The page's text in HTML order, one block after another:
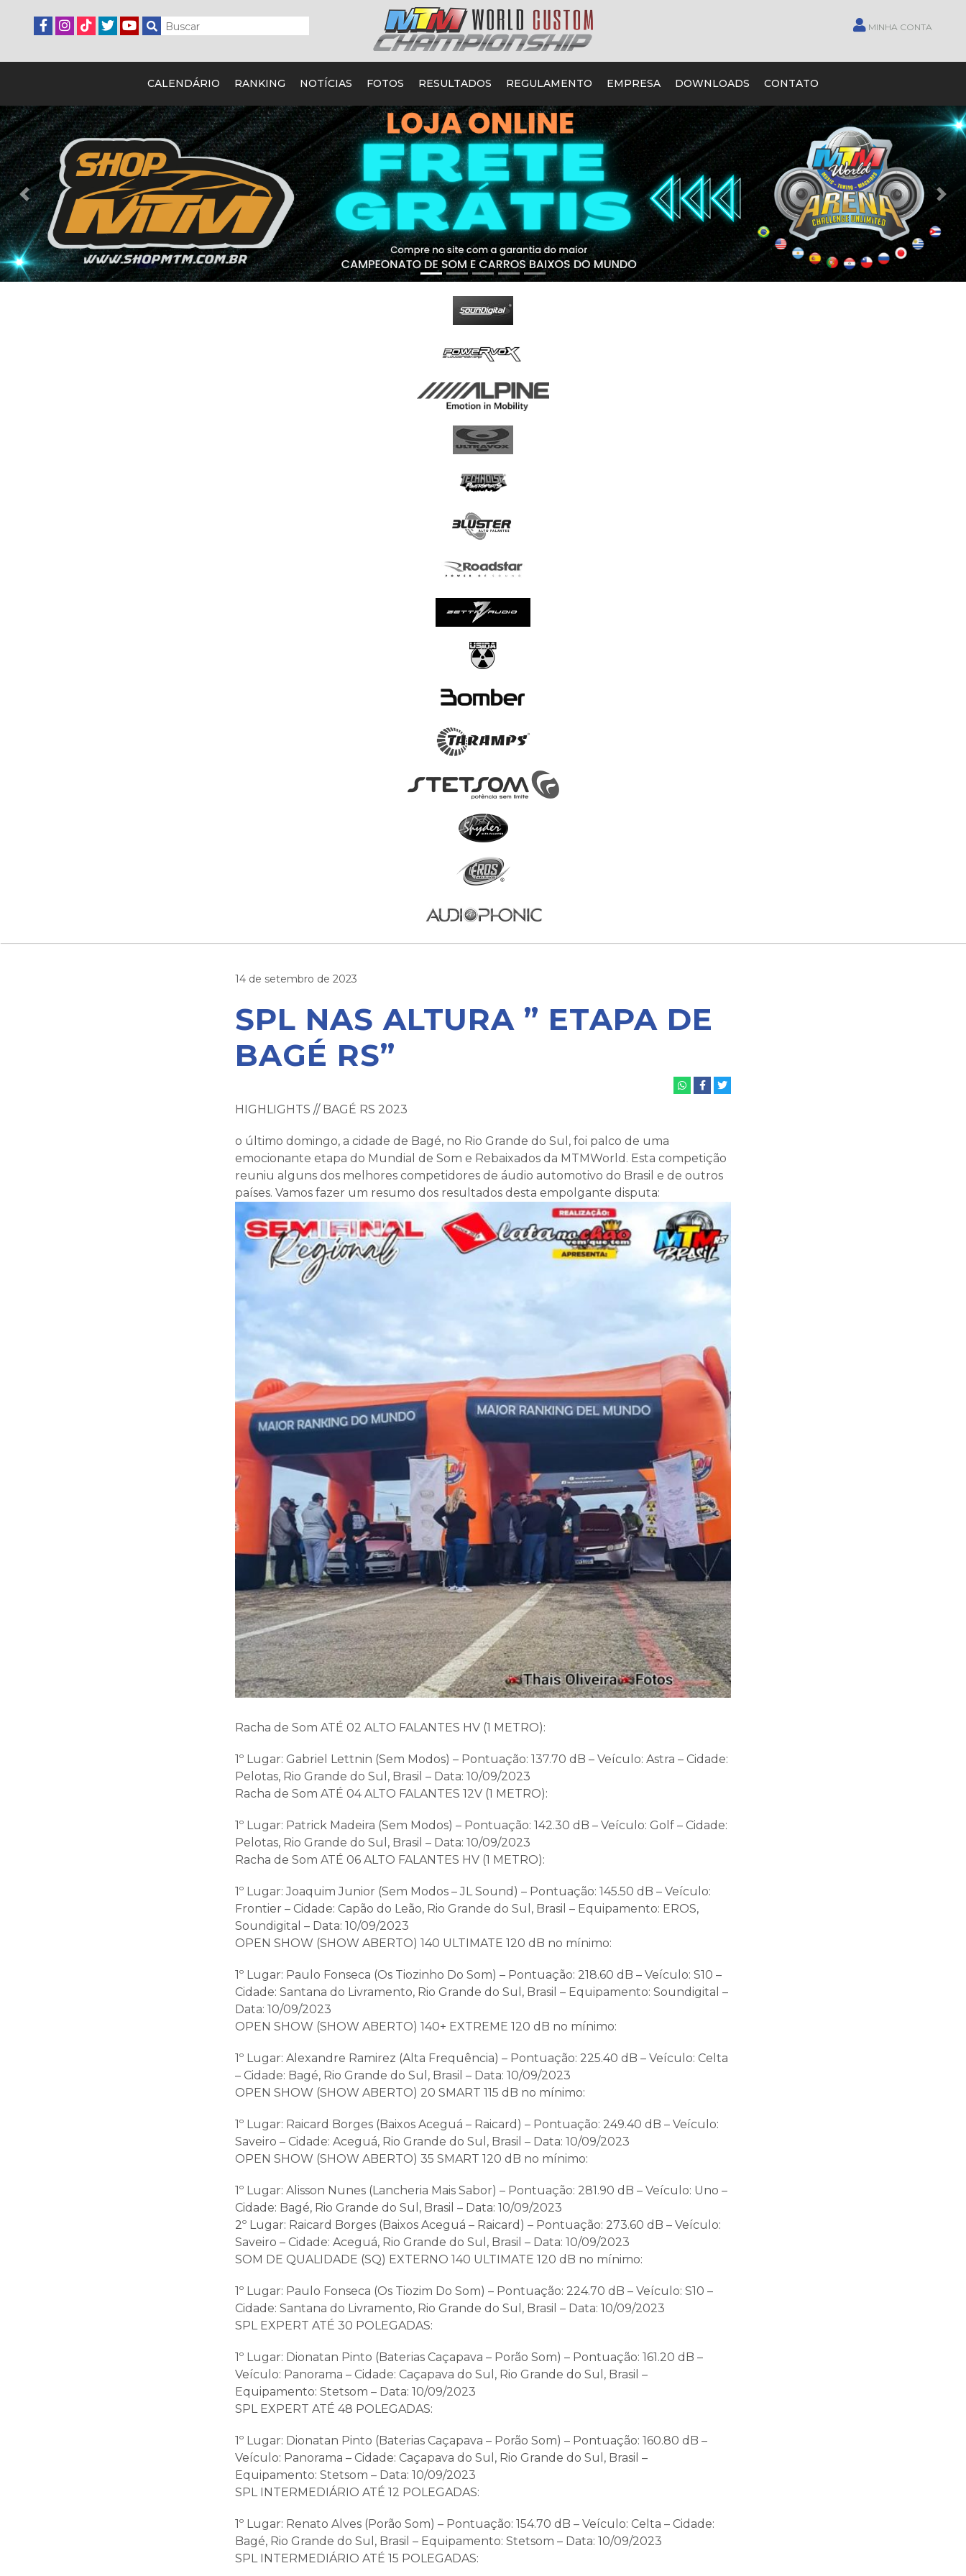
MINHA CONTA
CALENDÁRIO RANKING NOTÍCIAS FOTOS RESULTADOS REGULAMENTO EMPRESA DOWNLOADS CONTATO
Previous
14 de setembro de 2023
SPL NAS ALTURA ” ETAPA DE
BAGÉ RS”
HIGHLIGHTS // BAGÉ RS 2023
o último domingo, a cidade de Bagé, no Rio Grande do Sul, foi palco de uma
emocionante etapa do Mundial de Som e Rebaixados da MTMWorld. Esta competição
reuniu alguns dos melhores competidores de áudio automotivo do Brasil e de outros
países. Vamos fazer um resumo dos resultados desta empolgante disputa:
Racha de Som ATÉ 02 ALTO FALANTES HV (1 METRO):
1º Lugar: Gabriel Lettnin (Sem Modos) – Pontuação: 137.70 dB – Veículo: Astra – Cidade:
Pelotas, Rio Grande do Sul, Brasil – Data: 10/09/2023
Racha de Som ATÉ 04 ALTO FALANTES 12V (1 METRO):
1º Lugar: Patrick Madeira (Sem Modos) – Pontuação: 142.30 dB – Veículo: Golf – Cidade:
Pelotas, Rio Grande do Sul, Brasil – Data: 10/09/2023
Racha de Som ATÉ 06 ALTO FALANTES HV (1 METRO):
1º Lugar: Joaquim Junior (Sem Modos – JL Sound) – Pontuação: 145.50 dB – Veículo:
Frontier – Cidade: Capão do Leão, Rio Grande do Sul, Brasil – Equipamento: EROS,
Soundigital – Data: 10/09/2023
OPEN SHOW (SHOW ABERTO) 140 ULTIMATE 120 dB no mínimo:
1º Lugar: Paulo Fonseca (Os Tiozinho Do Som) – Pontuação: 218.60 dB – Veículo: S10 –
Cidade: Santana do Livramento, Rio Grande do Sul, Brasil – Equipamento: Soundigital –
Data: 10/09/2023
OPEN SHOW (SHOW ABERTO) 140+ EXTREME 120 dB no mínimo:
1º Lugar: Alexandre Ramirez (Alta Frequência) – Pontuação: 225.40 dB – Veículo: Celta
– Cidade: Bagé, Rio Grande do Sul, Brasil – Data: 10/09/2023
OPEN SHOW (SHOW ABERTO) 20 SMART 115 dB no mínimo:
1º Lugar: Raicard Borges (Baixos Aceguá – Raicard) – Pontuação: 249.40 dB – Veículo:
Saveiro – Cidade: Aceguá, Rio Grande do Sul, Brasil – Data: 10/09/2023
OPEN SHOW (SHOW ABERTO) 35 SMART 120 dB no mínimo:
1º Lugar: Alisson Nunes (Lancheria Mais Sabor) – Pontuação: 281.90 dB – Veículo: Uno –
Cidade: Bagé, Rio Grande do Sul, Brasil – Data: 10/09/2023
2º Lugar: Raicard Borges (Baixos Aceguá – Raicard) – Pontuação: 273.60 dB – Veículo:
Saveiro – Cidade: Aceguá, Rio Grande do Sul, Brasil – Data: 10/09/2023
SOM DE QUALIDADE (SQ) EXTERNO 140 ULTIMATE 120 dB no mínimo:
1º Lugar: Paulo Fonseca (Os Tiozim Do Som) – Pontuação: 224.70 dB – Veículo: S10 –
Cidade: Santana do Livramento, Rio Grande do Sul, Brasil – Data: 10/09/2023
SPL EXPERT ATÉ 30 POLEGADAS:
1º Lugar: Dionatan Pinto (Baterias Caçapava – Porão Som) – Pontuação: 161.20 dB –
Veículo: Panorama – Cidade: Caçapava do Sul, Rio Grande do Sul, Brasil –
Equipamento: Stetsom – Data: 10/09/2023
SPL EXPERT ATÉ 48 POLEGADAS:
1º Lugar: Dionatan Pinto (Baterias Caçapava – Porão Som) – Pontuação: 160.80 dB –
Veículo: Panorama – Cidade: Caçapava do Sul, Rio Grande do Sul, Brasil –
Equipamento: Stetsom – Data: 10/09/2023
SPL INTERMEDIÁRIO ATÉ 12 POLEGADAS:
1º Lugar: Renato Alves (Porão Som) – Pontuação: 154.70 dB – Veículo: Celta – Cidade:
Bagé, Rio Grande do Sul, Brasil – Equipamento: Stetsom – Data: 10/09/2023
SPL INTERMEDIÁRIO ATÉ 15 POLEGADAS: